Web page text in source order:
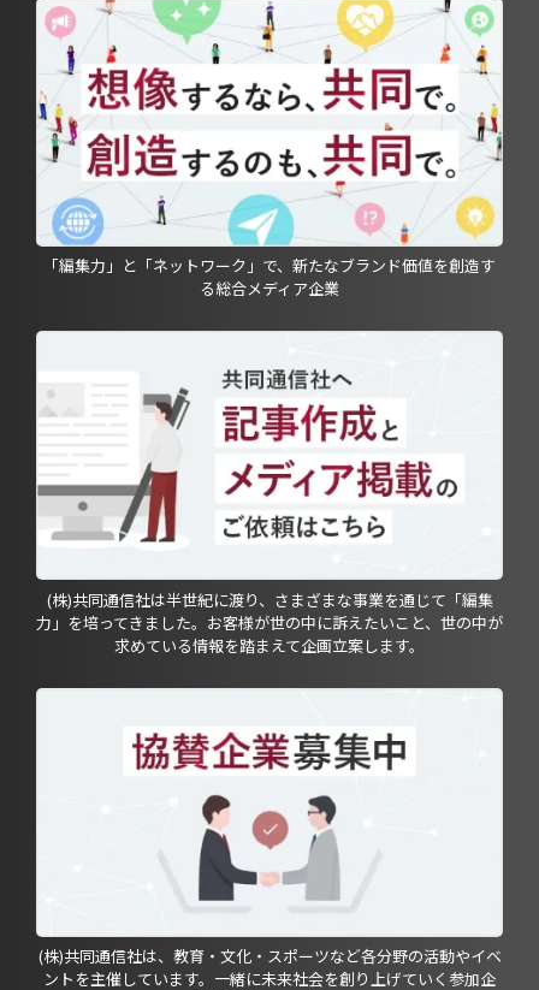
「編集力」と「ネットワーク」で、新たなブランド価値を創造す
る総合メディア企業
(株)共同通信社は半世紀に渡り、さまざまな事業を通じて「編集
力」を培ってきました。お客様が世の中に訴えたいこと、世の中が
求めている情報を踏まえて企画立案します。
(株)共同通信社は、教育・文化・スポーツなど各分野の活動やイベ
ントを主催しています。一緒に未来社会を創り上げていく参加企